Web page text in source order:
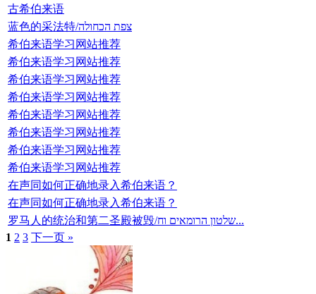
古希伯来语
蓝色的采法特/צפת הכחולה
希伯来语学习网站推荐
希伯来语学习网站推荐
希伯来语学习网站推荐
希伯来语学习网站推荐
希伯来语学习网站推荐
希伯来语学习网站推荐
希伯来语学习网站推荐
希伯来语学习网站推荐
在声同如何正确地录入希伯来语？
在声同如何正确地录入希伯来语？
罗马人的统治和第二圣殿被毁/שלטון הרומאים וח...
1 2 3 下一页 »